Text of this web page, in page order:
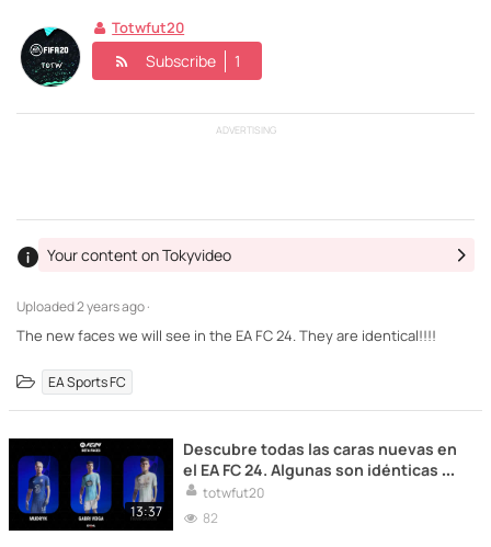
Totwfut20
Subscribe 1
ADVERTISING
Uploaded2 years ago ·
Your content on Tokyvideo
The new faces we will see in the EA FC 24. They are identical!!!!
EA Sports FC
13:37
Descubre todas las caras nuevas en
el EA FC 24. Algunas son idénticas a
la realidad, que ganas de que salga
el juego!!!
totwfut20
82